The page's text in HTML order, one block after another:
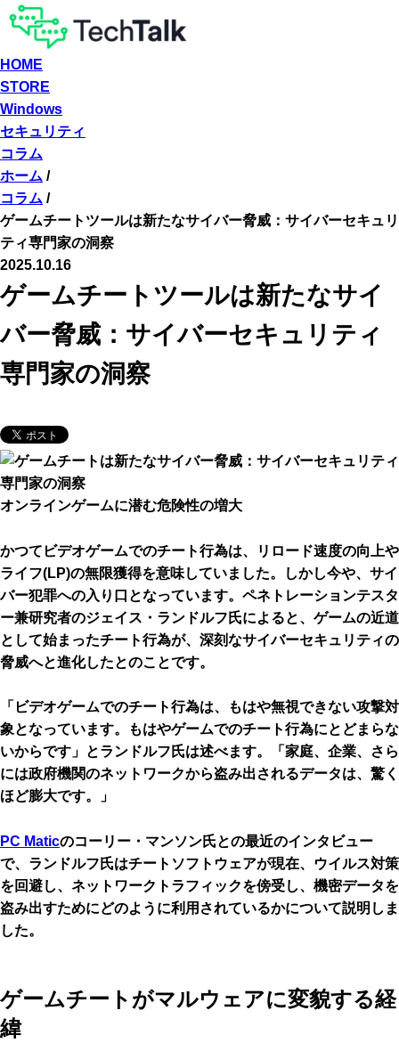
HOME
STORE
Windows
セキュリティ
コラム
ホーム /
コラム /
ゲームチートツールは新たなサイバー脅威：サイバーセキュリ
ティ専門家の洞察
2025.10.16
ゲームチートツールは新たなサイ
バー脅威：サイバーセキュリティ
専門家の洞察
オンラインゲームに潜む危険性の増大
かつてビデオゲームでのチート行為は、リロード速度の向上や
ライフ(LP)の無限獲得を意味していました。しかし今や、サイ
バー犯罪への入り口となっています。ペネトレーションテスタ
ー兼研究者のジェイス・ランドルフ氏によると、ゲームの近道
として始まったチート行為が、深刻なサイバーセキュリティの
脅威へと進化したとのことです。
「ビデオゲームでのチート行為は、もはや無視できない攻撃対
象となっています。もはやゲームでのチート行為にとどまらな
いからです」とランドルフ氏は述べます。「家庭、企業、さら
には政府機関のネットワークから盗み出されるデータは、驚く
ほど膨大です。」
PC Maticのコーリー・マンソン氏との最近のインタビュー
で、ランドルフ氏はチートソフトウェアが現在、ウイルス対策
を回避し、ネットワークトラフィックを傍受し、機密データを
盗み出すためにどのように利用されているかについて説明しま
した。
ゲームチートがマルウェアに変貌する経
緯